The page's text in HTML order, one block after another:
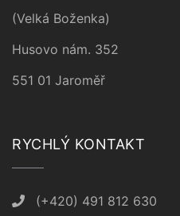
(Velká Boženka)
Husovo nám. 352
551 01 Jaroměř
RYCHLÝ KONTAKT
(+420) 491 812 630